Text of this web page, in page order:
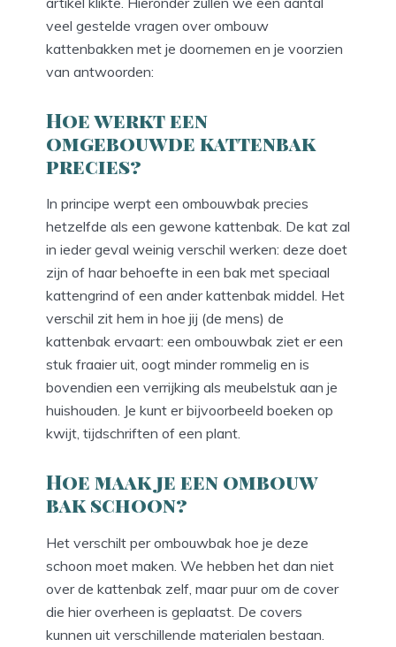
veel gestelde vragen over ombouw
kattenbakken met je doornemen en je voorzien
van antwoorden:
Hoe werkt een
omgebouwde kattenbak
precies?
In principe werpt een ombouwbak precies
hetzelfde als een gewone kattenbak. De kat zal
in ieder geval weinig verschil werken: deze doet
zijn of haar behoefte in een bak met speciaal
kattengrind of een ander kattenbak middel. Het
verschil zit hem in hoe jij (de mens) de
kattenbak ervaart: een ombouwbak ziet er een
stuk fraaier uit, oogt minder rommelig en is
bovendien een verrijking als meubelstuk aan je
huishouden. Je kunt er bijvoorbeeld boeken op
kwijt, tijdschriften of een plant.
Hoe maak je een ombouw
bak schoon?
Het verschilt per ombouwbak hoe je deze
schoon moet maken. We hebben het dan niet
over de kattenbak zelf, maar puur om de cover
die hier overheen is geplaatst. De covers
kunnen uit verschillende materialen bestaan.